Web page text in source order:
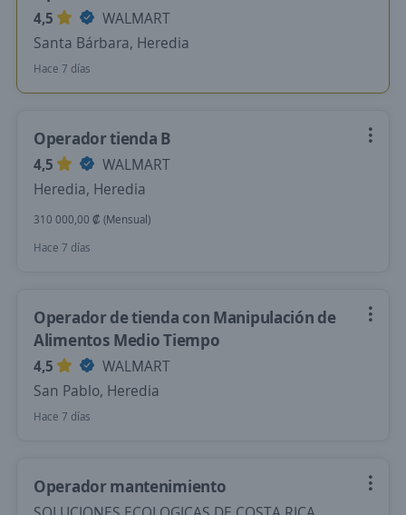
4,5
WALMART
Santa Bárbara, Heredia
Hace 7 días
Operador tienda B
4,5
WALMART
Heredia, Heredia
310 000,00 ₡ (Mensual)
Hace 7 días
Operador de tienda con Manipulación de
Alimentos Medio Tiempo
4,5
WALMART
San Pablo, Heredia
Hace 7 días
Operador mantenimiento